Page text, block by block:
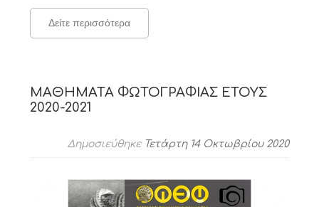
Δείτε περισσότερα
ΜΑΘΗΜΑΤΑ ΦΩΤΟΓΡΑΦΙΑΣ ΕΤΟΥΣ
2020-2021
Δημοσιεύθηκε Τετάρτη 14 Οκτωβρίου 2020